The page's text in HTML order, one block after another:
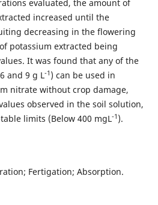
evaluated, the amount of
increased until the
decreasing in the flowering
potassium extracted being
It was found that any of the
and 9 g L-1 ) can be used in
nitrate without crop damage,
observed in the soil solution,
limits (Below 400 mgL-1 ).
Fertigation; Absorption.